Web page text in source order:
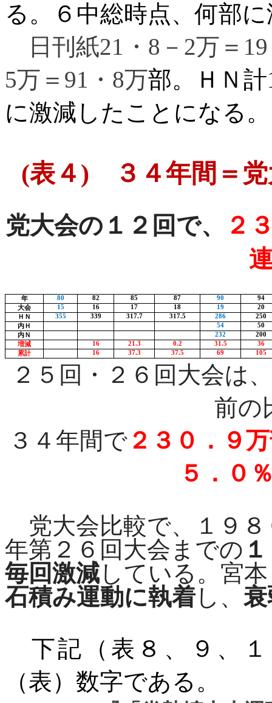
る。６中総時点、何部
日刊紙21 ・ 8 － 2万＝ 19
5万＝ 91 ・ 8万部。ＨＮ計
に激減したことになる。
(表４) ３４年間＝党
党大会の１２回で、
２
年 80 82 85 87 90
94
大会
15 16 17 18 19
20
ＨＮ
355 339 317.7 317.5 286
250
内Ｈ
54
50
内Ｎ
232
200
増減
16 21.3 0.2 31.5
36
累計
16 37.3 37.5 69 105
２５回・２６回大会は
前の
３４年間で ２３０．９
５．０
党大会比較で、１９
年第２６回大会までの
毎回激減している。宮
石積み運動に執着し、
下記（表８、９、
（表）数字である。